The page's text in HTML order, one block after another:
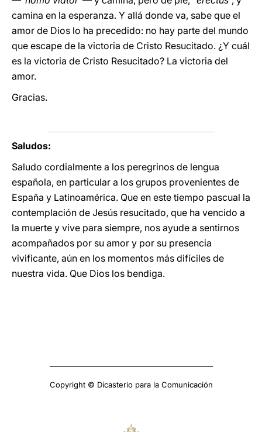
camina en la esperanza. Y allá donde va, sabe que el
amor de Dios lo ha precedido: no hay parte del mundo
que escape de la victoria de Cristo Resucitado. ¿Y cuál
es la victoria de Cristo Resucitado? La victoria del
amor.
Gracias.
Saludos:
Saludo cordialmente a los peregrinos de lengua
española, en particular a los grupos provenientes de
España y Latinoamérica. Que en este tiempo pascual la
contemplación de Jesús resucitado, que ha vencido a
la muerte y vive para siempre, nos ayude a sentirnos
acompañados por su amor y por su presencia
vivificante, aún en los momentos más difíciles de
nuestra vida. Que Dios los bendiga.
Copyright © Dicasterio para la Comunicación